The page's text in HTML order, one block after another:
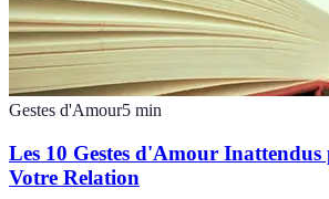
Gestes d'Amour5 min
Les 10 Gestes d'Amour
Votre Relation